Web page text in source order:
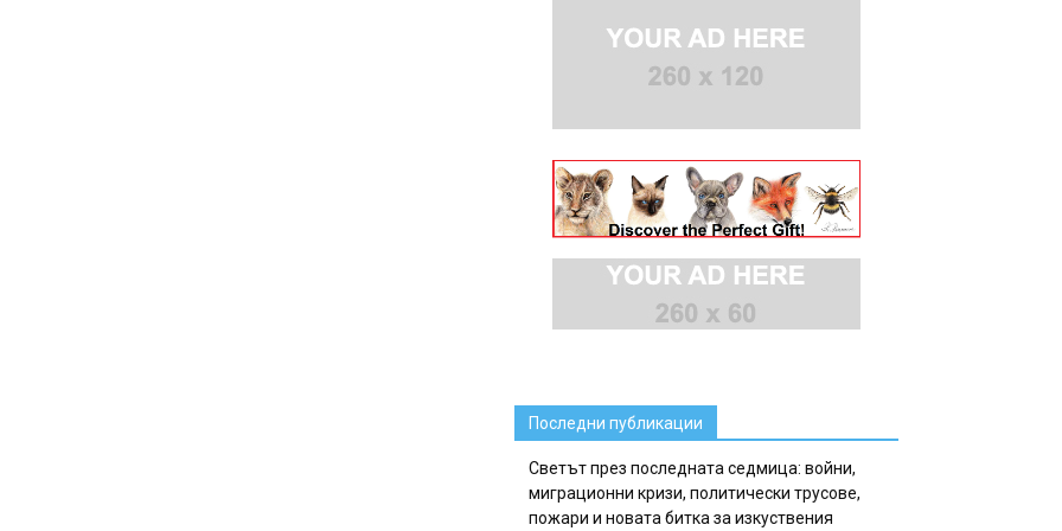
Последни публикации
Светът през последната седмица: войни,
миграционни кризи, политически трусове,
пожари и новата битка за изкуствения